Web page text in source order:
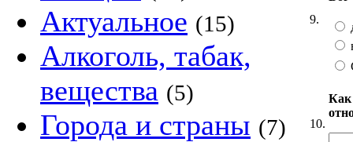
Актуальное (15)
Алкоголь, табак,
вещества (5)
Города и страны (7)
9.
10.
Как